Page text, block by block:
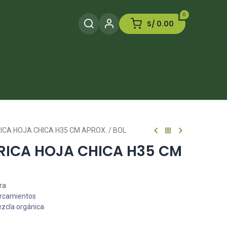
0
S/ 0.00
HOJA CHICA H35 CM APROX. / BOL
HOJA CHICA H35 CM
orgánica